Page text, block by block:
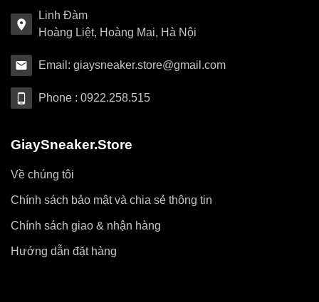
Linh Đàm
Hoàng Liệt, Hoàng Mai, Hà Nội
Email: giaysneaker.store@gmail.com
Phone : 0922.258.515
GiaySneaker.Store
Về chúng tôi
Chính sách bảo mật và chia sẻ thông tin
Chính sách giao & nhận hàng
Hướng dẫn đặt hàng